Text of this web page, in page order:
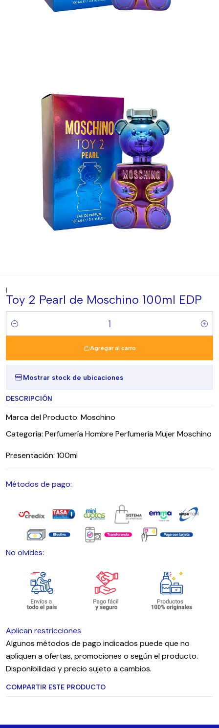
|
Toy 2 Pearl de Moschino 100ml EDP
Cantidad
Agregar al carro
Mostrar stock de ubicaciones
DESCRIPCIÓN
Marca del Producto: Moschino
Categoría: Perfumería Hombre Perfumería Mujer Moschino
Presentación: 100ml
Métodos de pago:
No olvides:
Aplican restricciones
Algunos métodos de pago indicados puede que no
apliquen a ofertas, promociones o según el producto.
Disponibilidad y precio sujeto a cambios.
COMPARTIR ESTE PRODUCTO